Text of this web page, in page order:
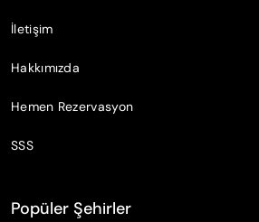
İletişim
Hakkımızda
Hemen Rezervasyon
SSS
Popüler Şehirler